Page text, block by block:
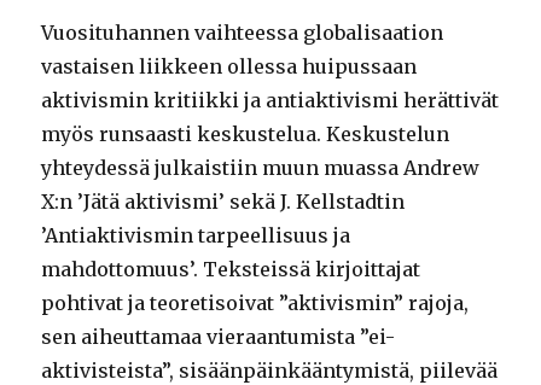
Vuosituhannen vaihteessa globalisaation
vastaisen liikkeen ollessa huipussaan
aktivismin kritiikki ja antiaktivismi herättivät
myös runsaasti keskustelua. Keskustelun
yhteydessä julkaistiin muun muassa Andrew
X:n ’Jätä aktivismi’ sekä J. Kellstadtin
’Antiaktivismin tarpeellisuus ja
mahdottomuus’. Teksteissä kirjoittajat
pohtivat ja teoretisoivat ”aktivismin” rajoja,
sen aiheuttamaa vieraantumista ”ei-
aktivisteista”, sisäänpäinkääntymistä, piilevää